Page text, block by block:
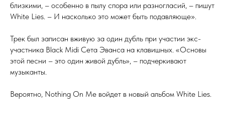
близкими, – особенно в пылу спора или разногласий, – пишут
White Lies. – И насколько это может быть подавляюще».
Трек был записан вживую за один дубль при участии экс-
участника Black Midi Сета Эванса на клавишных. «Основы
этой песни – это один живой дубль», – подчеркивают
музыканты.
Вероятно, Nothing On Me войдет в новый альбом White Lies.